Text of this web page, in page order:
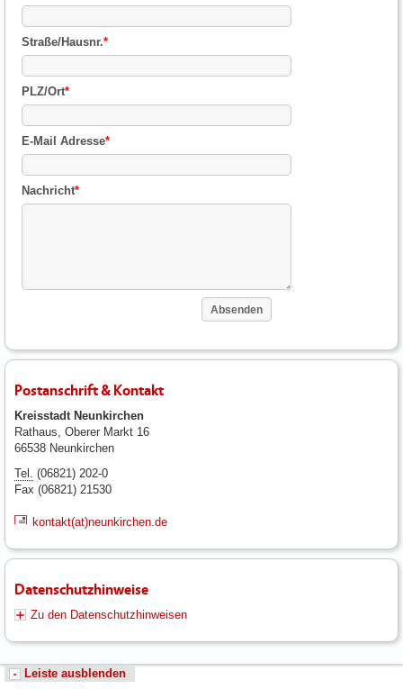
Straße/Hausnr.*
PLZ/Ort*
E-Mail Adresse*
Nachricht*
Postanschrift & Kontakt
Kreisstadt Neunkirchen
Rathaus, Oberer Markt 16
66538 Neunkirchen
Tel. (06821) 202-0
Fax (06821) 21530
kontakt(at)neunkirchen.de
Datenschutzhinweise
Zu den Datenschutzhinweisen
Leiste ausblenden